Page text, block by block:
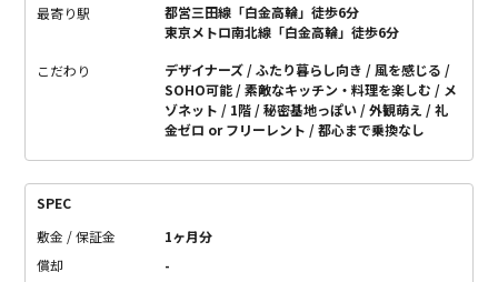
最寄り駅
都営三田線「白金高輪」徒歩6分
東京メトロ南北線「白金高輪」徒歩6分
こだわり デザイナーズ ふたり暮らし向き
風を感じる
SOHO可能
素敵なキッチン・料理を楽しむ
メ
ゾネット
1階 秘密基地っぽい 外観萌え
礼
金ゼロ or フリーレント
都心まで乗換なし
SPEC
敷金 / 保証金
1ヶ月分
償却
-